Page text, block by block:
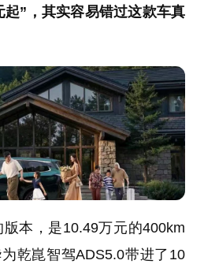
起”，其实容易错过这款车真
本，是10.49万元的400km
乾崑智驾ADS5.0带进了10